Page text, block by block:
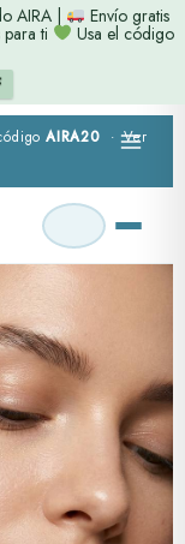
AIRA | Envío gratis
para ti Usa el código
AIRA20 ·Ver